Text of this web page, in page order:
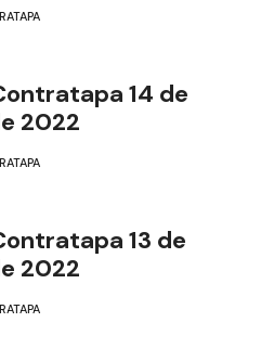
14 de
2022
13 de
2022